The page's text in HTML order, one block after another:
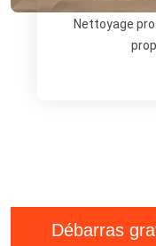
Nettoyage
Débarras